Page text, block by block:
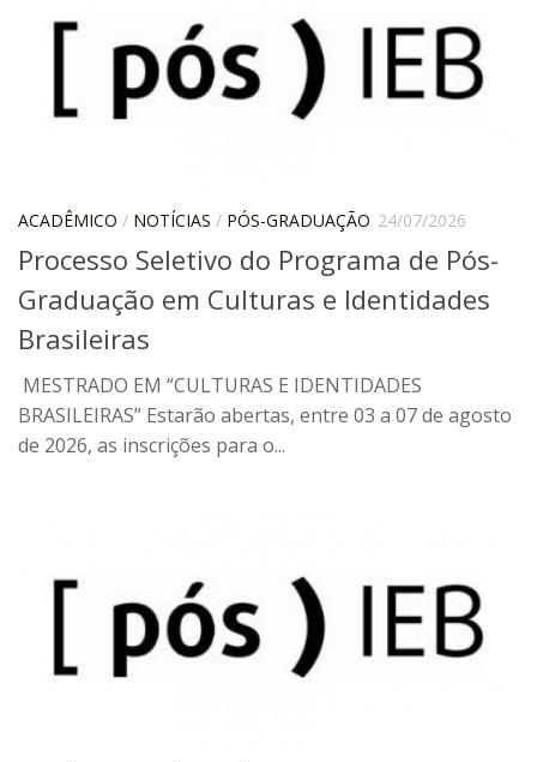
Criação de Curso
Isenção
Comissões
CD
CDH
CEQUALI
CPg
CRInt
CSA
Acadêmico
Representação Discente
Licitações e Contratos
Abertas
ACADÊMICO / NOTÍCIAS / PÓS-GRADUAÇÃO 24/07/2026
Processo Seletivo do Programa de Pós-
Graduação em Culturas e Identidades
Brasileiras
MESTRADO EM “CULTURAS E IDENTIDADES
BRASILEIRAS” Estarão abertas, entre 03 a 07 de agosto
de 2026, as inscrições para o...